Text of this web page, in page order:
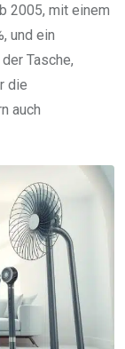
2005, mit einem
und ein
Tasche,
die
auch